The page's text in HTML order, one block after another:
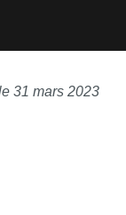
31 mars 2023